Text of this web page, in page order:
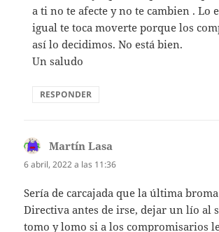
a ti no te afecte y no te cambien . Lo
igual te toca moverte porque los
así lo decidimos. No está bien.
Un saludo
RESPONDER
Martín Lasa
6 abril, 2022 a las 11:36
Sería de carcajada que la última broma
Directiva antes de irse, dejar un lío al
tomo y lomo si a los compromisarios